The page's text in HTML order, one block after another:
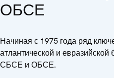
ОБСЕ
Начиная с 1975 года ряд
атлантической и
СБСЕ и ОБСЕ.